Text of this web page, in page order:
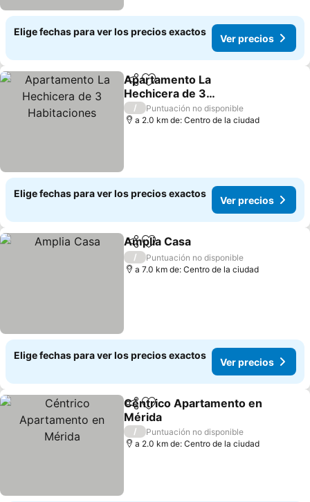
Elige fechas para ver los precios exactos
Ver precios
CompartirAgregar a favoritos
Apartamento La
Hechicera de 3
Habitaciones
Ver precios
/
Puntuación no disponible
a 2.0 km de: Centro de la ciudad
Elige fechas para ver los precios exactos
Ver precios
CompartirAgregar a favoritos
Amplia Casa
/
Puntuación no disponible
a 7.0 km de: Centro de la ciudad
Elige fechas para ver los precios exactos
Ver precios
CompartirAgregar a favoritos
Céntrico Apartamento en
Mérida
Ver precios
/
Puntuación no disponible
a 2.0 km de: Centro de la ciudad